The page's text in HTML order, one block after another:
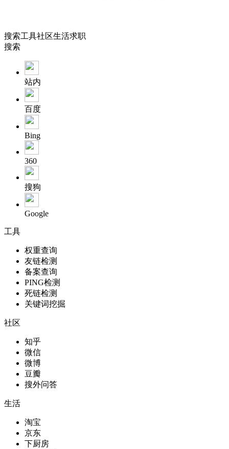
搜索工具社区生活求职
搜索
站内
百度
Bing
360
搜狗
Google
工具
权重查询
友链检测
备案查询
PING检测
死链检测
关键词挖掘
社区
知乎
微信
微博
豆瓣
搜外问答
生活
淘宝
京东
下厨房